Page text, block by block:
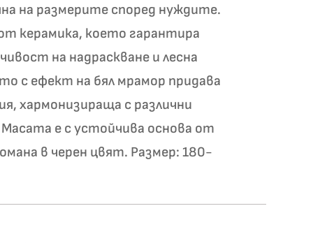
на размерите според нуждите.
керамика, което гарантира
на надраскване и лесна
с ефект на бял мрамор придава
хармонизираща с различни
е с устойчива основа от
в черен цвят. Размер: 180-